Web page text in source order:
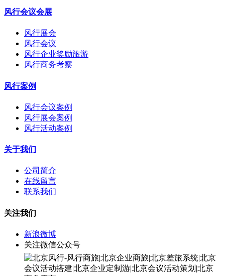
风行会议会展
风行展会
风行会议
风行企业奖励旅游
风行商务考察
风行案例
风行会议案例
风行展会案例
风行活动案例
关于我们
公司简介
在线留言
联系我们
关注我们
新浪微博
关注微信公众号